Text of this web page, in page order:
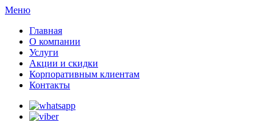
Меню
Главная
О компании
Услуги
Акции и скидки
Корпоративным клиентам
Контакты